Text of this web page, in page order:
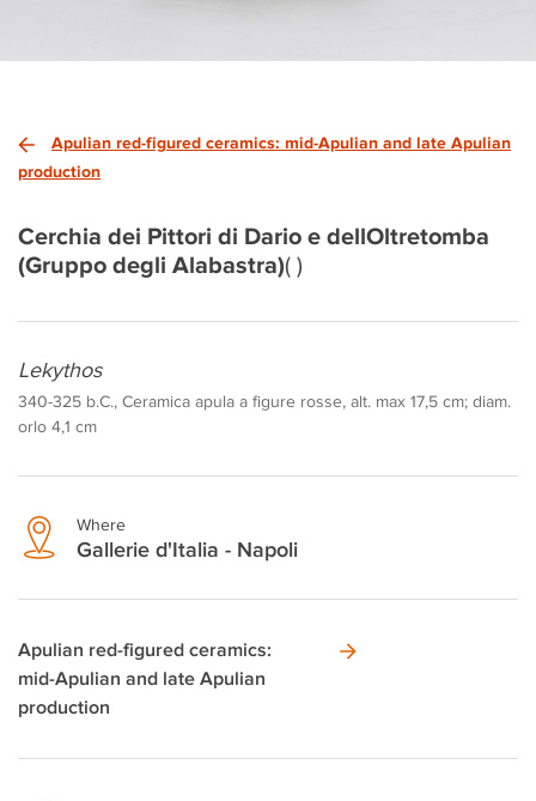
Apulian red-figured ceramics: mid-Apulian and late Apulian
production
Cerchia dei Pittori di Dario e dellOltretomba
(Gruppo degli Alabastra)( )
Lekythos
340-325 b.C., Ceramica apula a figure rosse, alt. max 17,5 cm; diam.
orlo 4,1 cm
Where
Gallerie d'Italia - Napoli
Apulian red-figured ceramics:
mid-Apulian and late Apulian
production